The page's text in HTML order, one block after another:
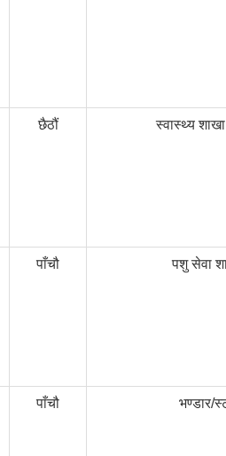
छैठौं स्वास्थ्य
पाँचौ पशु सेवा
पाँचौ भण्डार/